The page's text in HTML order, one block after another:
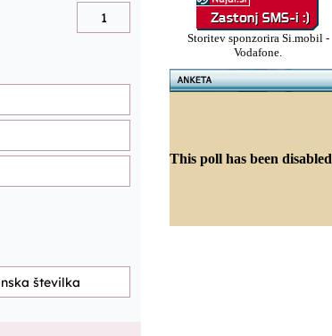
Storitev sponzorira Si.mobil -
Vodafone.
This poll has been disabled